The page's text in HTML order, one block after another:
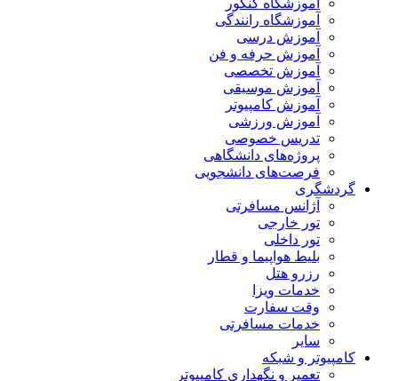
آموزشگاه کنکور
آموزشگاه رانندگی
آموزش درسی
آموزش حرفه و فن
آموزش تخصصی
آموزش موسیقی
آموزش کامپیوتر
آموزش ورزشی
تدریس خصوصی
پروژه‌های دانشگاهی
فرصت‌های دانشجویی
گردشگری
آژانس مسافرتی
تور خارجی
تور داخلی
بلیط هواپیما و قطار
رزرو هتل
خدمات ویزا
وقت سفارت
خدمات مسافرتی
سایر
کامپیوتر و شبکه
تعمیر و نگهداری کامپیوتر